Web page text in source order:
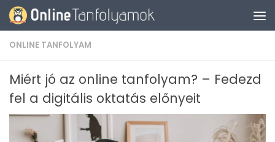
Skip to content
ONLINE TANFOLYAM
Miért jó az online tanfolyam? – Fedezd
fel a digitális oktatás előnyeit